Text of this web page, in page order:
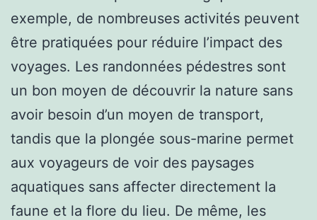
exemple, de nombreuses activités peuvent
être pratiquées pour réduire l’impact des
voyages. Les randonnées pédestres sont
un bon moyen de découvrir la nature sans
avoir besoin d’un moyen de transport,
tandis que la plongée sous-marine permet
aux voyageurs de voir des paysages
aquatiques sans affecter directement la
faune et la flore du lieu. De même, les